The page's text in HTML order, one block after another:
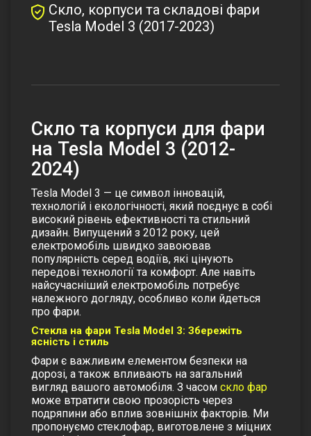
Скло, корпуси та складові фари
Tesla Model 3 (2017-2023)
Cкло та корпуси для фари
на Tesla Model 3 (2012-
2024)
Tesla Model 3 — це символ інновацій,
технологій і екологічності, який поєднує в собі
високий рівень ефективності та стильний
дизайн. Випущений з 2012 року, цей
електромобіль швидко завоював
популярність серед водіїв, які цінують
передові технології та комфорт. Але навіть
найсучасніший електромобіль потребує
належного догляду, особливо коли йдеться
про фари.
Стекла на фари Tesla Model 3: Збережіть
ясність і стиль
Фари є важливим елементом безпеки на
дорозі, а також впливають на загальний
вигляд вашого автомобіля. З часом скло фар
може втратити свою прозорість через
подряпини або вплив зовнішніх факторів. Ми
пропонуємо стеклофар, виготовлене з міцних